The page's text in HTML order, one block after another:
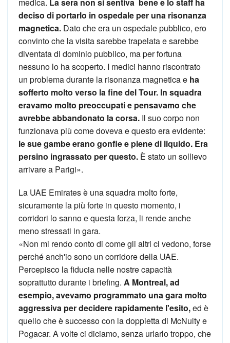
deciso di portarlo in ospedale per una risonanza
magnetica. Dato che era un ospedale pubblico, ero
convinto che la visita sarebbe trapelata e sarebbe
diventata di dominio pubblico, ma per fortuna
nessuno lo ha scoperto. I medici hanno riscontrato
un problema durante la risonanza magnetica e ha
sofferto molto verso la fine del Tour. In squadra
eravamo molto preoccupati e pensavamo che
avrebbe abbandonato la corsa. Il suo corpo non
funzionava più come doveva e questo era evidente:
le sue gambe erano gonfie e piene di liquido. Era
persino ingrassato per questo. È stato un sollievo
arrivare a Parigi».
La UAE Emirates è una squadra molto forte,
sicuramente la più forte in questo momento, i
corridori lo sanno e questa forza, li rende anche
meno stressati in gara.
«Non mi rendo conto di come gli altri ci vedono, forse
perché anch'io sono un corridore della UAE.
Percepisco la fiducia nelle nostre capacità
soprattutto durante i briefing. A Montreal, ad
esempio, avevamo programmato una gara molto
aggressiva per decidere rapidamente l'esito,ed è
quello che è successo con la doppietta di McNulty e
Pogacar. A volte ci diciamo, senza urlarlo troppo, che